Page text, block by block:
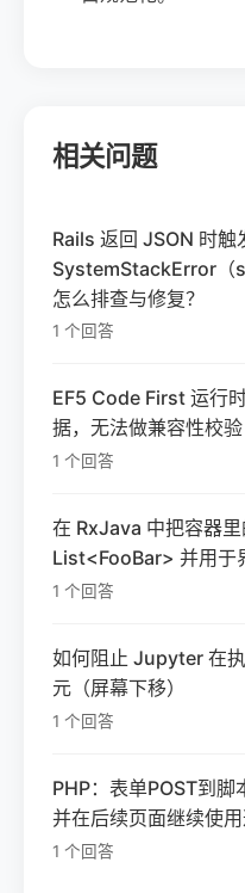
相关问题
Rails 返回 JSON 时触
SystemStackError（
怎么排查与修复？
1 个回答
EF5 Code First 运行
据，无法做兼容性校验
1 个回答
在 RxJava 中把容器
List<FooBar> 并用于
1 个回答
如何阻止 Jupyter 在
元（屏幕下移）
1 个回答
PHP：表单POST到
并在后续页面继续使用
1 个回答